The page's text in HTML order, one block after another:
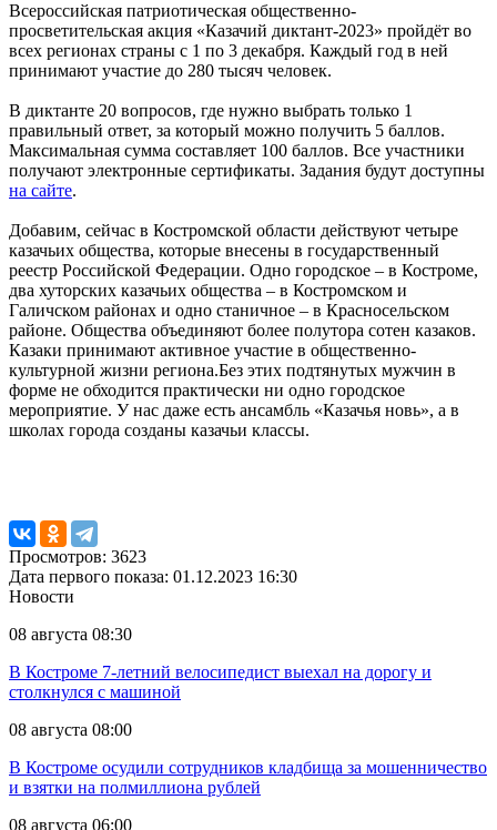
Всероссийская патриотическая общественно-
просветительская акция «Казачий диктант-2023» пройдёт во
всех регионах страны с 1 по 3 декабря. Каждый год в ней
принимают участие до 280 тысяч человек.
В диктанте 20 вопросов, где нужно выбрать только 1
правильный ответ, за который можно получить 5 баллов.
Максимальная сумма составляет 100 баллов. Все участники
получают электронные сертификаты. Задания будут доступны
на сайте.
Добавим, сейчас в Костромской области действуют четыре
казачьих общества, которые внесены в государственный
реестр Российской Федерации. Одно городское – в Костроме,
два хуторских казачьих общества – в Костромском и
Галичском районах и одно станичное – в Красносельском
районе. Общества объединяют более полутора сотен казаков.
Казаки принимают активное участие в общественно-
культурной жизни региона.Без этих подтянутых мужчин в
форме не обходится практически ни одно городское
мероприятие. У нас даже есть ансамбль «Казачья новь», а в
школах города созданы казачьи классы.
Просмотров: 3623
Дата первого показа: 01.12.2023 16:30
Новости
08 августа 08:30
В Костроме 7-летний велосипедист выехал на дорогу и
столкнулся с машиной
08 августа 08:00
В Костроме осудили сотрудников кладбища за мошенничество
и взятки на полмиллиона рублей
08 августа 06:00